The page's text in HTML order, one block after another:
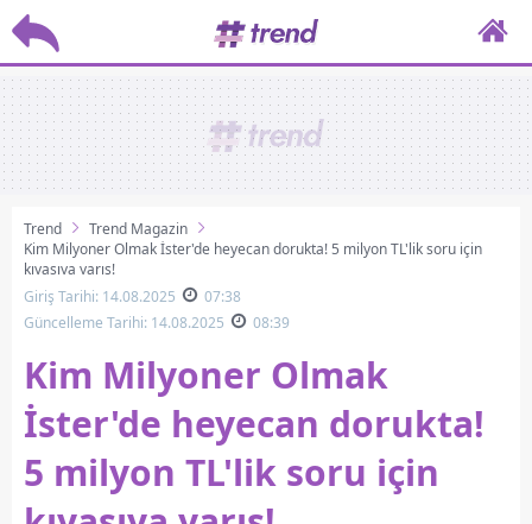
Trend
Trend Magazin
Kim Milyoner Olmak İster'de heyecan dorukta! 5 milyon TL'lik soru için
kıyasıya yarış!
Giriş Tarihi: 14.08.2025
07:38
Güncelleme Tarihi: 14.08.2025
08:39
Kim Milyoner Olmak
İster'de heyecan dorukta!
5 milyon TL'lik soru için